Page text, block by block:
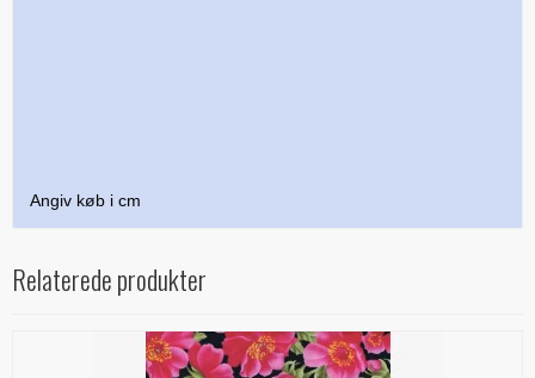
Angiv køb i cm
Relaterede produkter